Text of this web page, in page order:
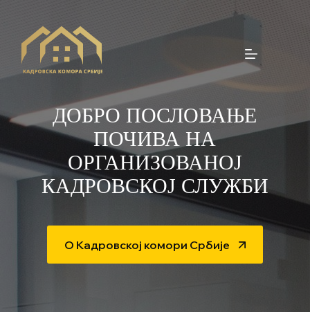
ДОБРО ПОСЛОВАЊЕ
ПОЧИВА НА
ОРГАНИЗОВАНОЈ
КАДРОВСКОЈ СЛУЖБИ
О Кадровској комори Србије